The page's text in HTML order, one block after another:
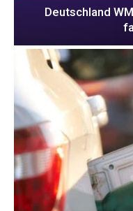
Deutschland